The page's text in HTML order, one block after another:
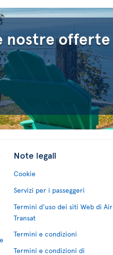
nostre offerte
Note legali
Cookie
Servizi per i passeggeri
Termini d'uso dei siti Web di Air
Transat
Termini e condizioni
Termini e condizioni di